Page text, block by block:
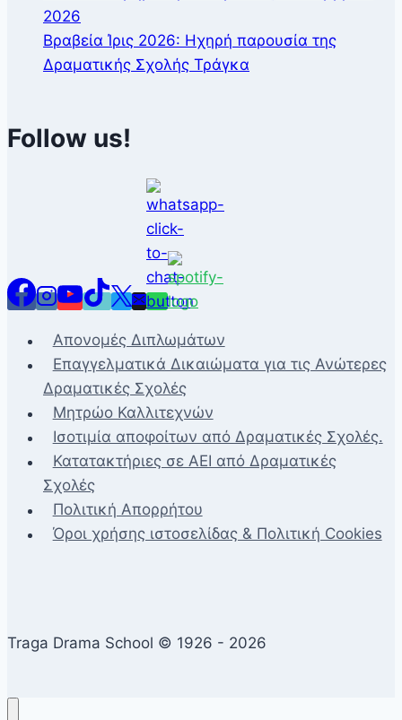
2026
Βραβεία Ίρις 2026: Ηχηρή παρουσία της
Δραματικής Σχολής Τράγκα
Follow us!
Απονομές Διπλωμάτων
Επαγγελματικά Δικαιώματα για τις Ανώτερες
Δραματικές Σχολές
Μητρώο Καλλιτεχνών
Ισοτιμία αποφοίτων από Δραματικές Σχολές.
Κατατακτήριες σε ΑΕΙ από Δραματικές
Σχολές
Πολιτική Απορρήτου
Όροι χρήσης ιστοσελίδας & Πολιτική Cookies
Traga Drama School © 1926 - 2026